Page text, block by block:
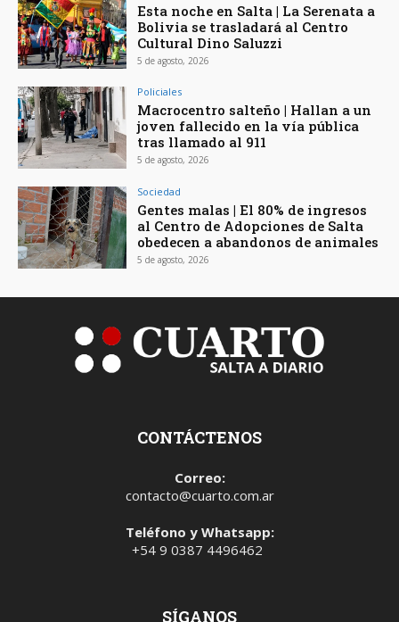
Esta noche en Salta | La Serenata a
Bolivia se trasladará al Centro
Cultural Dino Saluzzi
5 de agosto, 2026
Policiales
Macrocentro salteño | Hallan a un
joven fallecido en la vía pública
tras llamado al 911
5 de agosto, 2026
Sociedad
Gentes malas | El 80% de ingresos
al Centro de Adopciones de Salta
obedecen a abandonos de animales
5 de agosto, 2026
CONTÁCTENOS
Correo:
contacto@cuarto.com.ar
Teléfono y Whatsapp:
+54 9 0387 4496462
SÍGANOS